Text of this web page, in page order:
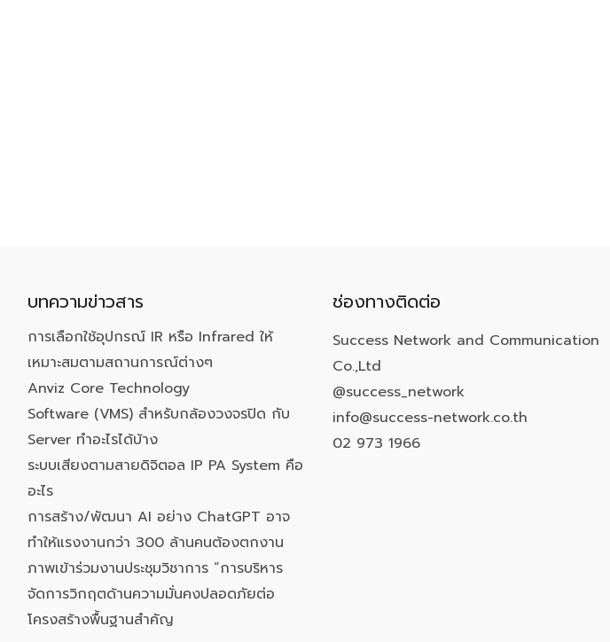
บทความข่าวสาร
การเลือกใช้อุปกรณ์ IR หรือ Infrared ให้
เหมาะสมตามสถานการณ์ต่างๆ
Anviz Core Technology
Software (VMS) สำหรับกล้องวงจรปิด กับ
Server ทำอะไรได้บ้าง
ระบบเสียงตามสายดิจิตอล IP PA System คือ
อะไร
การสร้าง/พัฒนา AI อย่าง ChatGPT อาจ
ทำให้แรงงานกว่า 300 ล้านคนต้องตกงาน
ภาพเข้าร่วมงานประชุมวิชาการ “การบริหาร
จัดการวิกฤตด้านความมั่นคงปลอดภัยต่อ
โครงสร้างพื้นฐานสำคัญ
ช่องทางติดต่อ
Success Network and Communication
Co.,Ltd
@success_network
info@success-network.co.th
02 973 1966